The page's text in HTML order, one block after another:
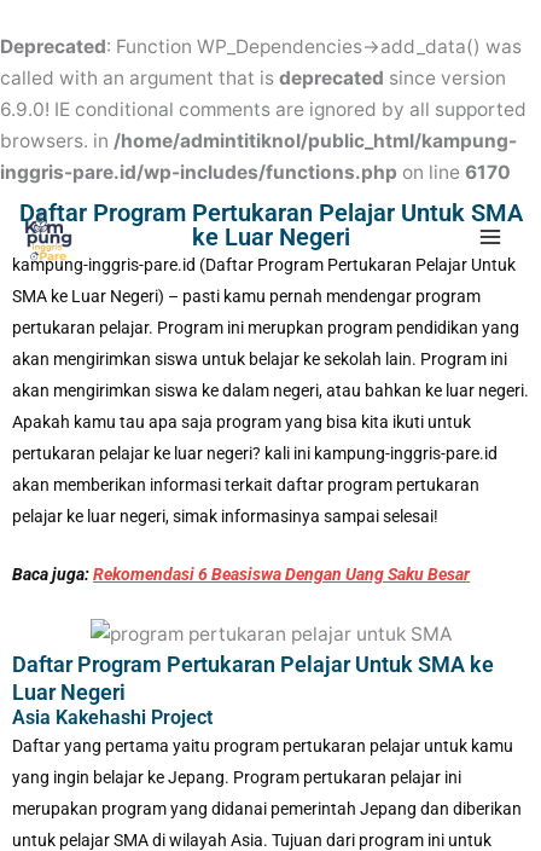
Deprecated: Function WP_Dependencies->add_data() was
called with an argument that is deprecated since version
6.9.0! IE conditional comments are ignored by all supported
browsers. in /home/admintitiknol/public_html/kampung-
inggris-pare.id/wp-includes/functions.php on line 6170
to
content
Daftar Program Pertukaran Pelajar Untuk SMA
ke Luar Negeri
kampung-inggris-pare.id (Daftar Program Pertukaran Pelajar Untuk
SMA ke Luar Negeri) – pasti kamu pernah mendengar program
pertukaran pelajar. Program ini merupkan program pendidikan yang
akan mengirimkan siswa untuk belajar ke sekolah lain. Program ini
akan mengirimkan siswa ke dalam negeri, atau bahkan ke luar negeri.
Apakah kamu tau apa saja program yang bisa kita ikuti untuk
pertukaran pelajar ke luar negeri? kali ini kampung-inggris-pare.id
akan memberikan informasi terkait daftar program pertukaran
pelajar ke luar negeri, simak informasinya sampai selesai!
Baca juga:Rekomendasi 6 Beasiswa Dengan Uang Saku Besar
Daftar Program Pertukaran Pelajar Untuk SMA ke
Luar Negeri
Asia Kakehashi Project
Daftar yang pertama yaitu program pertukaran pelajar untuk kamu
yang ingin belajar ke Jepang. Program pertukaran pelajar ini
merupakan program yang didanai pemerintah Jepang dan diberikan
untuk pelajar SMA di wilayah Asia. Tujuan dari program ini untuk